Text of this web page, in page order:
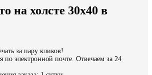
миру
на холсте 30х40 в
за пару кликов!
по электронной почте. Отвечаем за 24